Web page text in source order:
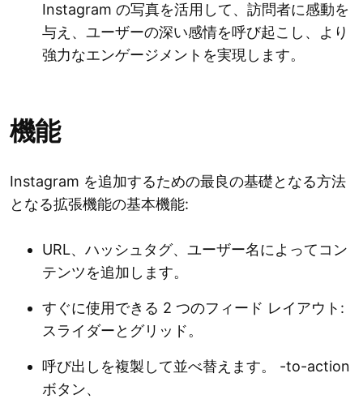
Instagram の写真を活用して、訪問者に感動を
与え、ユーザーの深い感情を呼び起こし、より
強力なエンゲージメントを実現します。
機能
Instagram を追加するための最良の基礎となる方法
となる拡張機能の基本機能:
URL、ハッシュタグ、ユーザー名によってコン
テンツを追加します。
すぐに使用できる 2 つのフィード レイアウト:
スライダーとグリッド。
呼び出しを複製して並べ替えます。 -to-action
ボタン、